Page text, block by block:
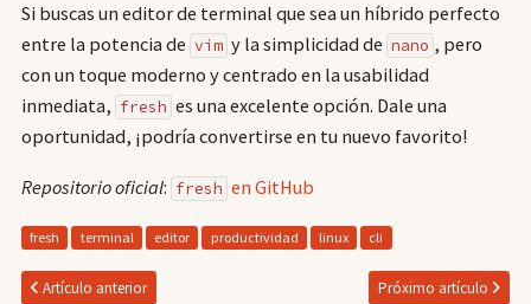
Si buscas un editor de terminal que sea un híbrido perfecto
entre la potencia de vim y la simplicidad de nano , pero
con un toque moderno y centrado en la usabilidad
inmediata, fresh es una excelente opción. Dale una
oportunidad, ¡podría convertirse en tu nuevo favorito!
Repositorio oficial: fresh en GitHub
fresh terminal editor productividad linux cli
Artículo anterior Próximo artículo